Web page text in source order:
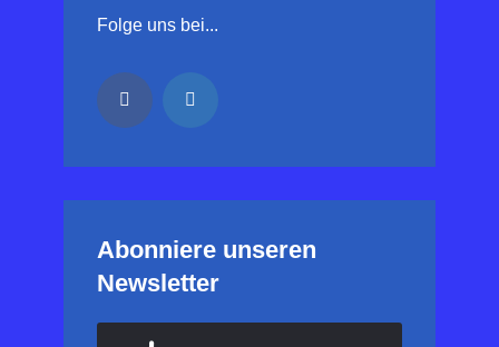
Folge uns bei...
Abonniere unseren
Newsletter